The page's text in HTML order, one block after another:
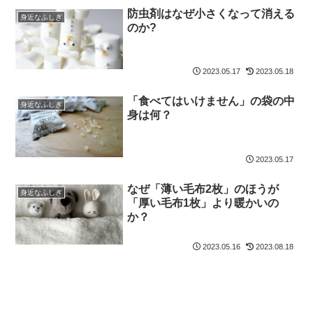
身近なふしぎ
防虫剤はなぜ小さくなって消える
のか?
2023.05.17 2023.05.18
身近なふしぎ
「食べてはいけません」の袋の中
身は何？
2023.05.17
身近なふしぎ
なぜ「薄い毛布2枚」のほうが
「厚い毛布1枚」より暖かいの
か？
2023.05.16 2023.08.18